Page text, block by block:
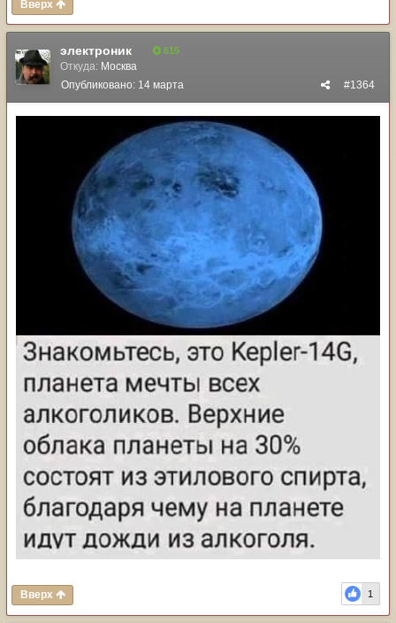
Вверх
электроник 615
Откуда: Москва
#1364
Опубликовано: 14 марта
1
Вверх